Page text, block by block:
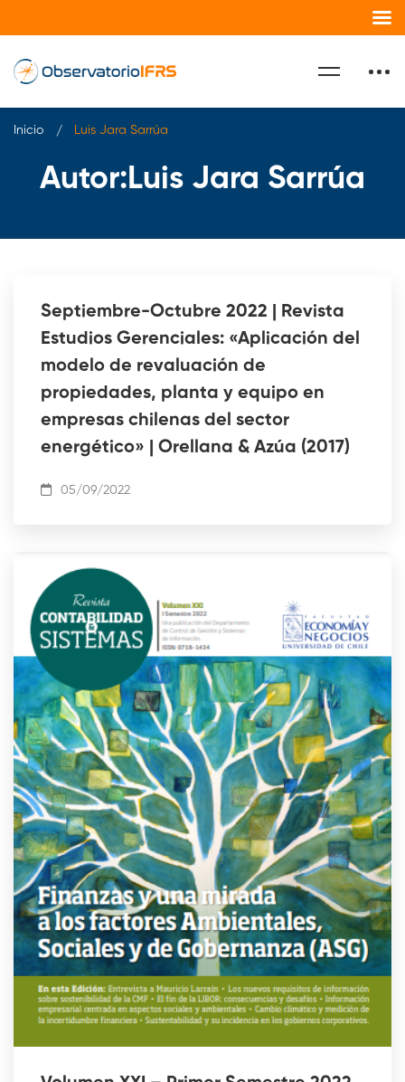
Autor:Luis Jara Sarrúa
Inicio Luis Jara Sarrúa
Septiembre-Octubre 2022 | Revista
Estudios Gerenciales: «Aplicación del
modelo de revaluación de
propiedades, planta y equipo en
empresas chilenas del sector
energético» | Orellana & Azúa (2017)
05/09/2022